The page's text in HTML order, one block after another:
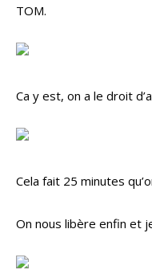
TOM.
Ca y est, on a le droit
Cela fait 25 minutes
On nous libère enfin et